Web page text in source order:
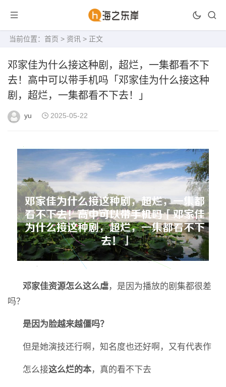
当前位置： 首页 > 资讯 > 正文
邓家佳为什么接这种剧，超烂，一集都看不下
去！高中可以带手机吗「邓家佳为什么接这种
剧，超烂，一集都看不下去！」
yu 2025-05-22
邓家佳资源怎么这么虐，是因为播放的剧集都很差
吗？
是因为脸越来越僵吗？
但是她演技还行啊，知名度也还好啊，又有代表作
怎么接这么烂的本，真的看不下去